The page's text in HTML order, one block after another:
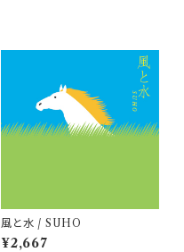
風と水 / SUHO
¥2,667